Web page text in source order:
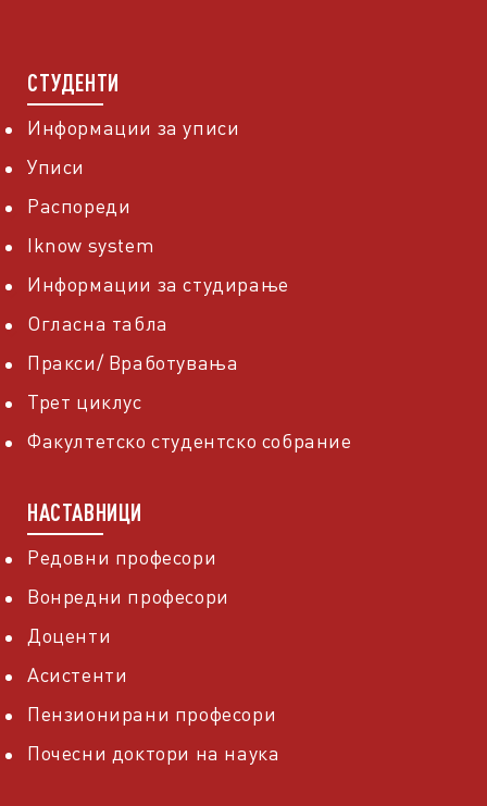
СТУДЕНТИ
Информации за уписи
Уписи
Распореди
Iknow system
Информации за студирање
Огласна табла
Пракси/ Вработувања
Трет циклус
Факултетско студентско собрание
НАСТАВНИЦИ
Редовни професори
Вонредни професори
Доценти
Асистенти
Пензионирани професори
Почесни доктори на наука